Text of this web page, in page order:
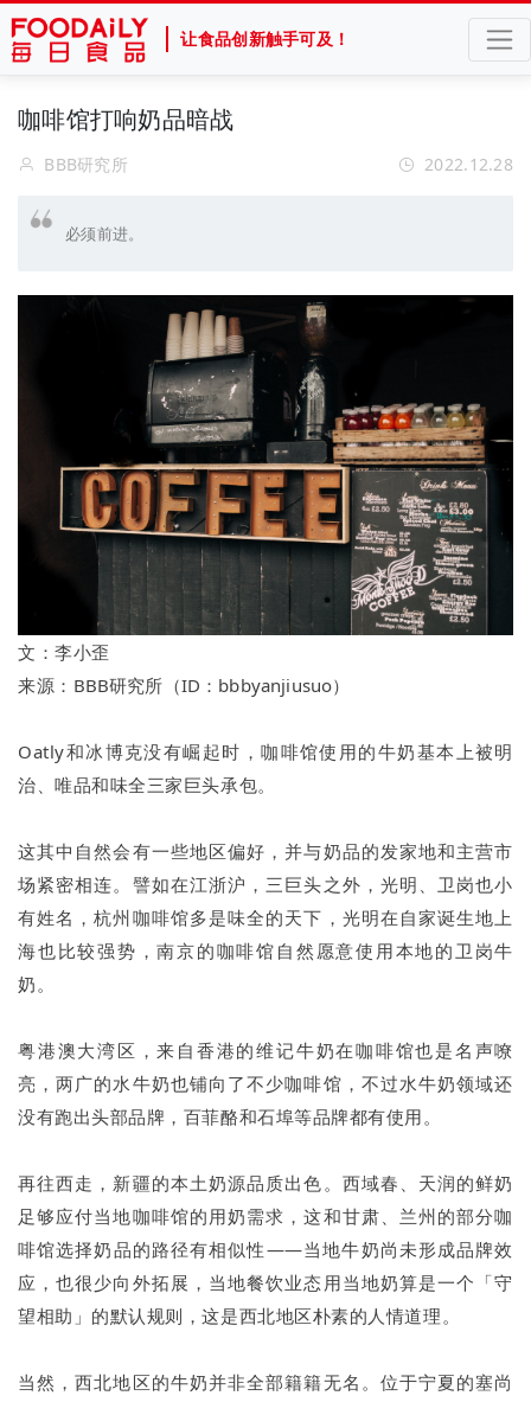
让食品创新触手可及！
​咖啡馆打响奶品暗战
BBB研究所 2022.12.28
必须前进。
文：李小歪
来源： BBB研究所（ID： bbbyanjiusuo）
Oatly和冰博克没有崛起时，咖啡馆使用的牛奶基本上被明
治、唯品和味全三家巨头承包。
这其中自然会有一些地区偏好，并与奶品的发家地和主营市
场紧密相连。譬如在江浙沪，三巨头之外，光明、卫岗也小
有姓名，杭州咖啡馆多是味全的天下，光明在自家诞生地上
海也比较强势，南京的咖啡馆自然愿意使用本地的卫岗牛
奶。
粤港澳大湾区，来自香港的维记牛奶在咖啡馆也是名声嘹
亮，两广的水牛奶也铺向了不少咖啡馆，不过水牛奶领域还
没有跑出头部品牌，百菲酪和石埠等品牌都有使用。
再往西走，新疆的本土奶源品质出色。西域春、天润的鲜奶
足够应付当地咖啡馆的用奶需求，这和甘肃、兰州的部分咖
啡馆选择奶品的路径有相似性——当地牛奶尚未形成品牌效
应，也很少向外拓展，当地餐饮业态用当地奶算是一个「守
望相助」的默认规则，这是西北地区朴素的人情道理。
当然，西北地区的牛奶并非全部籍籍无名。位于宁夏的塞尚